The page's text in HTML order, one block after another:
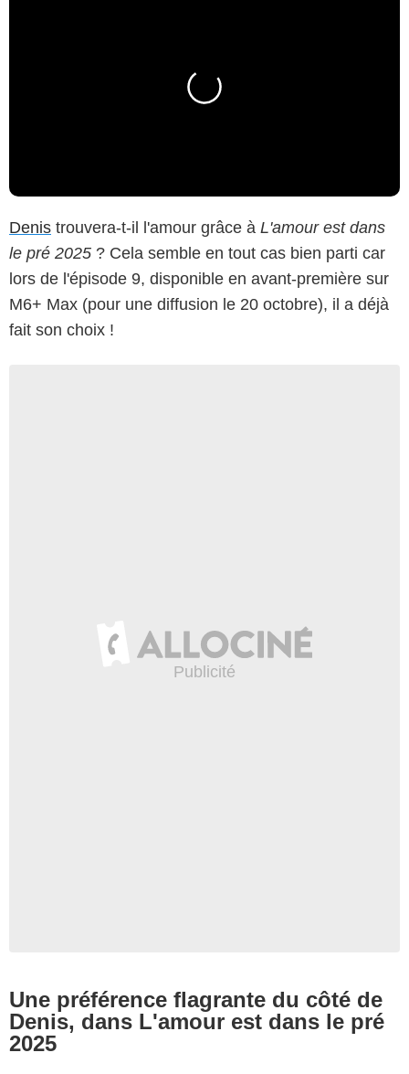
Denis trouvera-t-il l'amour grâce à L'amour est dans
le pré 2025 ? Cela semble en tout cas bien parti car
lors de l'épisode 9, disponible en avant-première sur
M6+ Max (pour une diffusion le 20 octobre), il a déjà
fait son choix !
Une préférence flagrante du côté de
Denis, dans L'amour est dans le pré
2025